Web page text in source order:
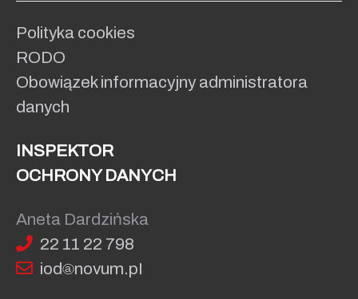
Polityka cookies
RODO
Obowiązek informacyjny administratora
danych
INSPEKTOR
OCHRONY DANYCH
Aneta Dardzińska
22 11 22 798
iod
novum.pI